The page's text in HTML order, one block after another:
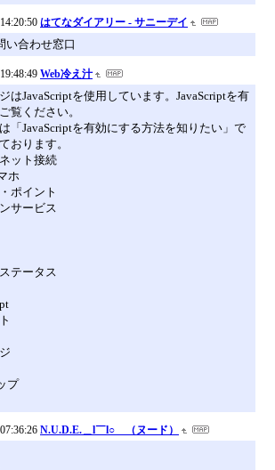
はてなダイアリー - サニーデイ
い合わせ窓口
Web冷え汁
はJavaScriptを使用しています。JavaScriptを有
覧ください。
「JavaScriptを有効にする方法を知りたい」で
おります。
ット接続
ホ
ポイント
サービス
テータス
プ
N.U.D.E.＿l￣l○ （ヌード）